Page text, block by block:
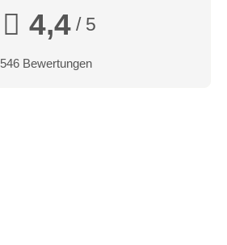
4,4/ 5
546 Bewertungen